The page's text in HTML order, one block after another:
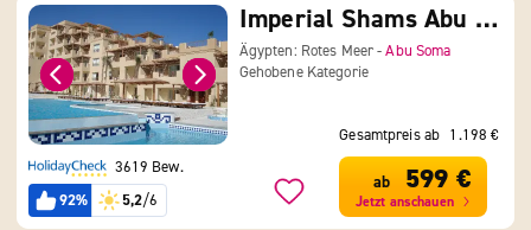
Imperial Shams Abu Soma
Ägypten: Rotes Meer -Abu Soma
Gehobene Kategorie
3619 Bew.
92%
5,2/6
Gesamtpreis ab 1.198 €
ab 599 €
Jetzt anschauen